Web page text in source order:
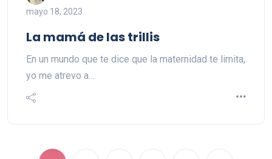
mayo 18, 2023
La mamá de las trillis
En un mundo que te dice que la maternidad te limita,
yo me atrevo a…